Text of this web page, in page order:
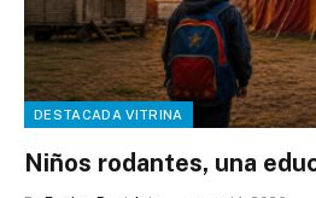
DESTACADA VITRINA
Niños rodantes, una